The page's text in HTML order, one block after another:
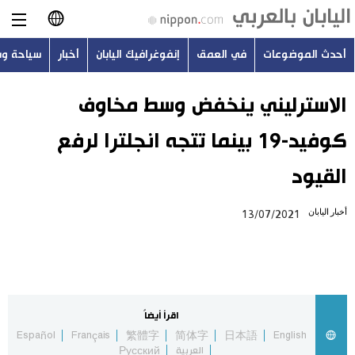
日本語
English
简体字
أحدث الموضوعات
سياحة وسفر
أحدث الموضوعات في العمق إنفوغرافيك اليابان أخبار سياحة
الاسترليني ينخفض وسط مخاوف
كوفيد-19 بينما تتجه انجلترا لرفع
القيود
أخبار اليابان 13/07/2021
اقرأ أيضاً
English
日本語
简体字
繁體字
Français
Español
العربية
Русский